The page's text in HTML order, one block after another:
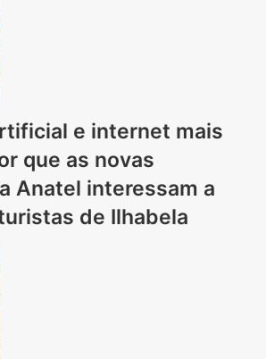
e internet mais
que as novas
Anatel interessam a
de Ilhabela